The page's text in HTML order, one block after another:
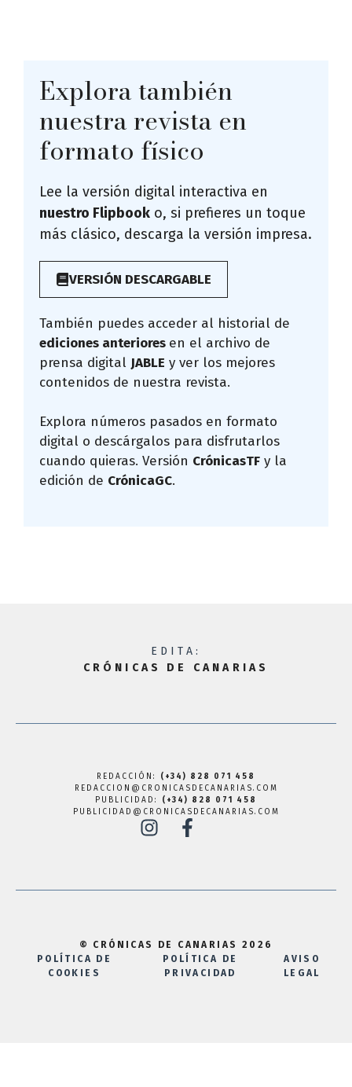
Explora también
nuestra revista en
formato físico
Lee la versión digital interactiva en
nuestro Flipbook o, si prefieres un toque
más clásico, descarga la versión impresa.
VERSIÓN DESCARGABLE
También puedes acceder al historial de
ediciones anteriores en el archivo de
prensa digital JABLE y ver los mejores
contenidos de nuestra revista.
Explora números pasados en formato
digital o descárgalos para disfrutarlos
cuando quieras. Versión CrónicasTF y la
edición de CrónicaGC.
EDITA:
CRÓNICAS DE CANARIAS
REDACCIÓN: (+34) 828 071 458
REDACCION@CRONICASDECANARIAS.COM
PUBLICIDAD: (+34) 828 071 458
PUBLICIDAD@CRONICASDECANARIAS.COM
© CRÓNICAS DE CANARIAS 2026
POLÍTICA DE
COOKIES
POLÍTICA DE
PRIVACIDAD
AVISO
LEGAL